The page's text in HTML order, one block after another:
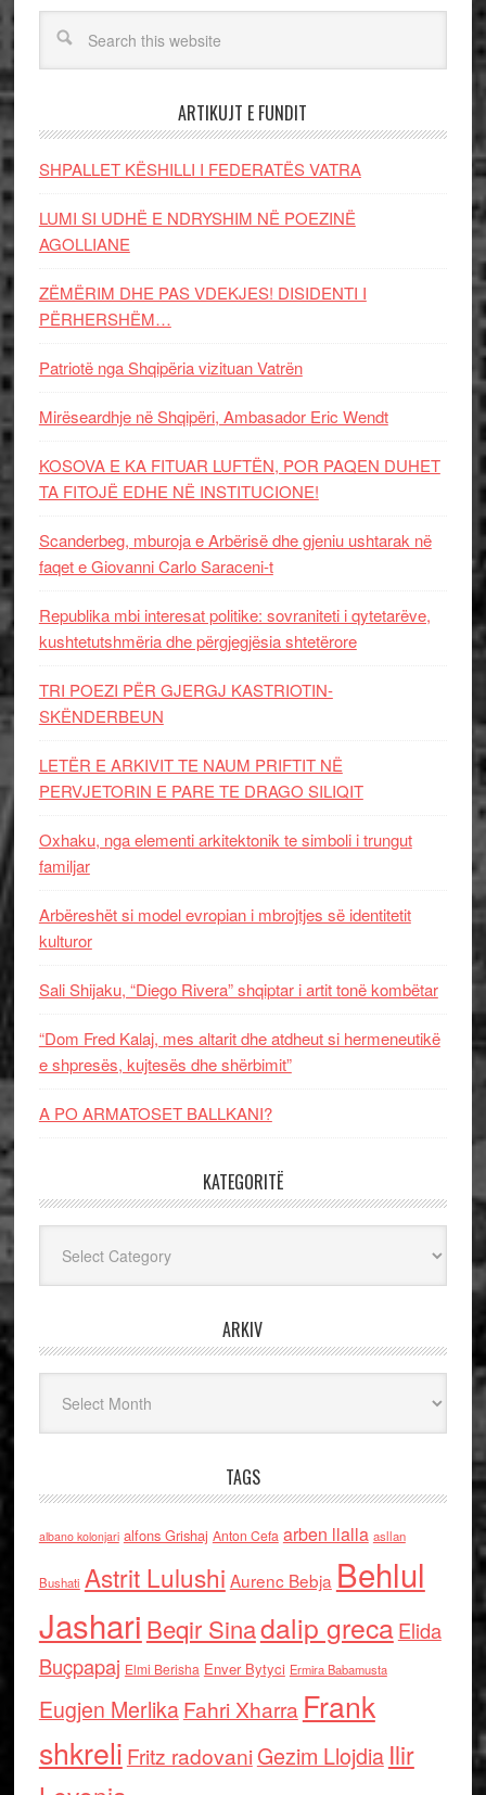
ARTIKUJT E FUNDIT
SHPALLET KËSHILLI I FEDERATËS VATRA
LUMI SI UDHË E NDRYSHIM NË POEZINË
AGOLLIANE
ZËMËRIM DHE PAS VDEKJES! DISIDENTI I
PËRHERSHËM…
Patriotë nga Shqipëria vizituan Vatrën
Mirëseardhje në Shqipëri, Ambasador Eric Wendt
KOSOVA E KA FITUAR LUFTËN, POR PAQEN DUHET
TA FITOJË EDHE NË INSTITUCIONE!
Scanderbeg, mburoja e Arbërisë dhe gjeniu ushtarak në
faqet e Giovanni Carlo Saraceni-t
Republika mbi interesat politike: sovraniteti i qytetarëve,
kushtetutshmëria dhe përgjegjësia shtetërore
TRI POEZI PËR GJERGJ KASTRIOTIN-
SKËNDERBEUN
LETËR E ARKIVIT TE NAUM PRIFTIT NË
PERVJETORIN E PARE TE DRAGO SILIQIT
Oxhaku, nga elementi arkitektonik te simboli i trungut
familjar
Arbëreshët si model evropian i mbrojtjes së identitetit
kulturor
Sali Shijaku, “Diego Rivera” shqiptar i artit tonë kombëtar
“Dom Fred Kalaj, mes altarit dhe atdheut si hermeneutikë
e shpresës, kujtesës dhe shërbimit”
A PO ARMATOSET BALLKANI?
KATEGORITË
ARKIV
TAGS
albano kolonjari alfons Grishaj Anton Cefa arben llalla asllan
Bushati Astrit Lulushi Aurenc Bebja Behlul
Jashari Beqir Sinadalip grecaElida
Buçpapaj Elmi Berisha Enver Bytyci Ermira Babamusta
Eugjen MerlikaFahri Xharra Frank
shkreli Fritz radovaniGezim Llojdia Ilir